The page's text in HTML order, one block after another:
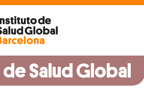
Salud Global